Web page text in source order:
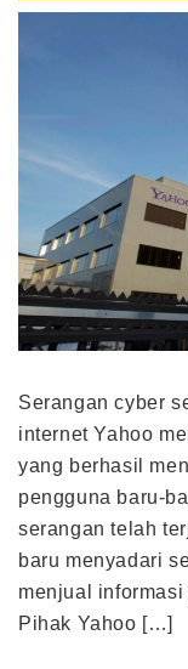
Serangan cyber
internet Yahoo
yang berhasil
pengguna baru-
serangan telah
baru menyadari
menjual
Pihak Yahoo […]